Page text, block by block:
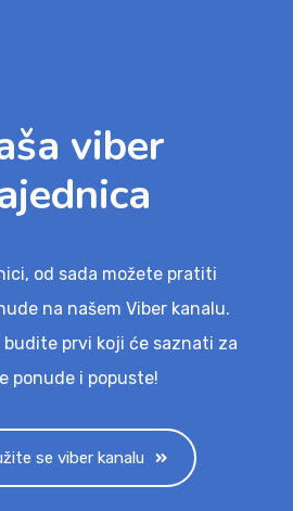
viber
od sada možete pratiti
na našem Viber kanalu.
budite prvi koji će saznati za
ponude i popuste!
se viber kanalu